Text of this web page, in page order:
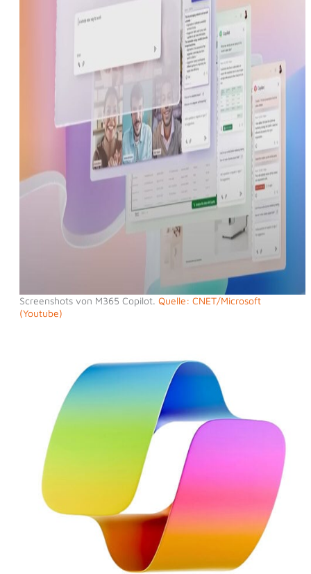
Screenshots von M365 Copilot. Quelle: CNET/Microsoft
(Youtube)